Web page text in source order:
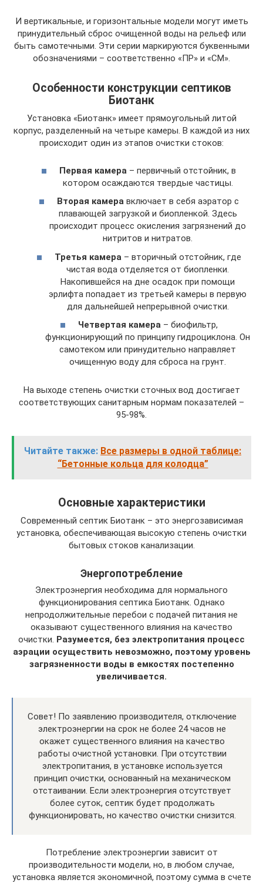
И вертикальные, и горизонтальные модели могут иметь
принудительный сброс очищенной воды на рельеф или
быть самотечными. Эти серии маркируются буквенными
обозначениями – соответственно «ПР» и «СМ».
Особенности конструкции септиков
Биотанк
Установка «Биотанк» имеет прямоугольный литой
корпус, разделенный на четыре камеры. В каждой из них
происходит один из этапов очистки стоков:
Первая камера – первичный отстойник, в
котором осаждаются твердые частицы.
Вторая камеравключает в себя аэратор с
плавающей загрузкой и биопленкой. Здесь
происходит процесс окисления загрязнений до
нитритов и нитратов.
Третья камера – вторичный отстойник, где
чистая вода отделяется от биопленки.
Накопившейся на дне осадок при помощи
эрлифта попадает из третьей камеры в первую
для дальнейшей непрерывной очистки.
Четвертая камера– биофильтр,
функционирующий по принципу гидроциклона. Он
самотеком или принудительно направляет
очищенную воду для сброса на грунт.
На выходе степень очистки сточных вод достигает
соответствующих санитарным нормам показателей –
95-98%.
Читайте также: Все размеры в одной таблице:
“Бетонные кольца для колодца”
Основные характеристики
Современный септик Биотанк – это энергозависимая
установка, обеспечивающая высокую степень очистки
бытовых стоков канализации.
Энергопотребление
Электроэнергия необходима для нормального
функционирования септика Биотанк. Однако
непродолжительные перебои с подачей питания не
оказывают существенного влияния на качество
очистки. Разумеется, без электропитания процесс
аэрации осуществить невозможно, поэтому уровень
загрязненности воды в емкостях постепенно
увеличивается.
Совет! По заявлению производителя, отключение
электроэнергии на срок не более 24 часов не
окажет существенного влияния на качество
работы очистной установки. При отсутствии
электропитания, в установке используется
принцип очистки, основанный на механическом
отстаивании. Если электроэнергия отсутствует
более суток, септик будет продолжать
функционировать, но качество очистки снизится.
Потребление электроэнергии зависит от
производительности модели, но, в любом случае,
установка является экономичной, поэтому сумма в счете